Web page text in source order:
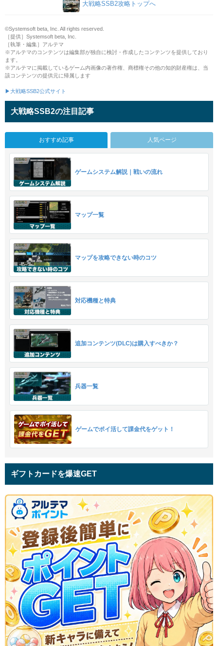
大戦略SSB2攻略トップへ
©Systemsoft beta, Inc. All rights reserved.
［提供］Systemsoft beta, Inc.
［執筆・編集］アルテマ
※アルテマのコンテンツは編集部が独自に検討・作成したコンテンツを提供しており
ます。
※アルテマに掲載しているゲーム内画像の著作権、商標権その他の知的財産権は、当
該コンテンツの提供元に帰属します
▶大戦略SSB2公式サイト
大戦略SSB2の注目記事
おすすめ記事 人気ページ
ゲームシステム解説｜戦いの流れ
マップ一覧
マップを攻略できない時のコツ
対応機種と特典
追加コンテンツ(DLC)は購入すべきか？
兵器一覧
ゲームでポイ活して課金代をゲット！
ギフトカードを爆速GET